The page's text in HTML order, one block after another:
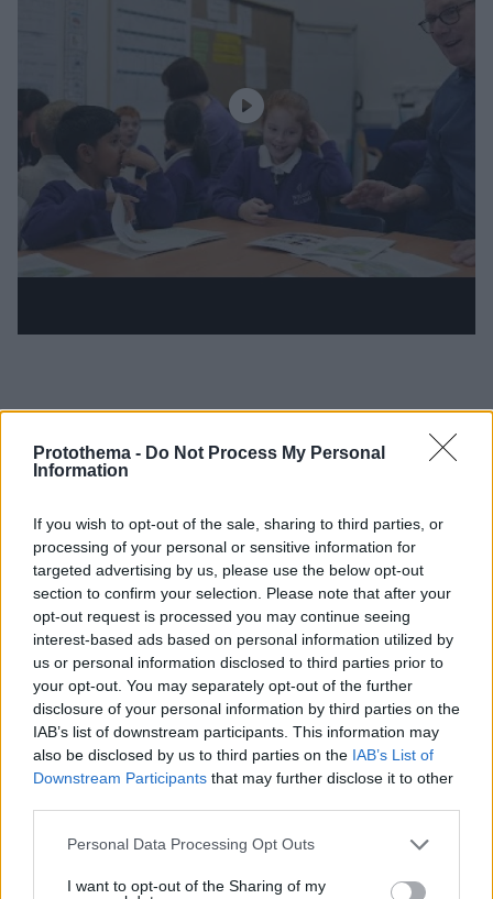
Protothema - Do Not Process My Personal
Information
If you wish to opt-out of the sale, sharing to third parties, or
processing of your personal or sensitive information for
targeted advertising by us, please use the below opt-out
section to confirm your selection. Please note that after your
opt-out request is processed you may continue seeing
interest-based ads based on personal information utilized by
us or personal information disclosed to third parties prior to
your opt-out. You may separately opt-out of the further
disclosure of your personal information by third parties on the
IAB’s list of downstream participants. This information may
also be disclosed by us to third parties on the IAB’s List of
Downstream Participants that may further disclose it to other
Please note that this website/app uses one or more Google
not limited to your visit or usage behaviour. You may click to
Personal Data Processing Opt Outs
I want to opt-out of the Sharing of my